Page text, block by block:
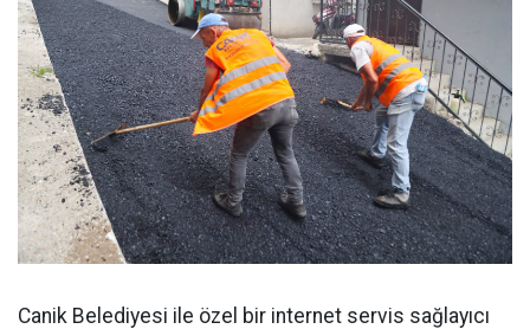
Canik Belediyesi ile özel bir internet servis sağlayıcı